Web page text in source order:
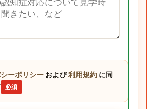
ーポリシー および利用規約 に同
必須